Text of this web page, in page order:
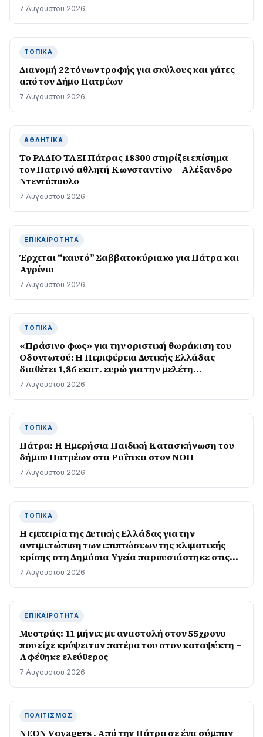
7 Αυγούστου 2026
ΤΟΠΙΚΆ
Διανομή 22 τόνων τροφής για σκύλους και γάτες
από τον Δήμο Πατρέων
7 Αυγούστου 2026
ΑΘΛΗΤΙΚΆ
Το ΡΑΔΙΟ ΤΑΞΙ Πάτρας 18300 στηρίζει επίσημα
τον Πατρινό αθλητή Κωνσταντίνο – Αλέξανδρο
Ντεντόπουλο
7 Αυγούστου 2026
ΕΠΙΚΑΙΡΌΤΗΤΑ
Έρχεται “καυτό” Σαββατοκύριακο για Πάτρα και
Αγρίνιο
7 Αυγούστου 2026
ΤΟΠΙΚΆ
«Πράσινο φως» για την οριστική θωράκιση του
Οδοντωτού: Η Περιφέρεια Δυτικής Ελλάδας
διαθέτει 1,86 εκατ. ευρώ για την μελέτη
επαναλειτουργίας του ιστορικού σιδηρόδρομου
7 Αυγούστου 2026
ΤΟΠΙΚΆ
Πάτρα: Η Ημερήσια Παιδική Κατασκήνωση του
δήμου Πατρέων στα Ροΐτικα στον ΝΟΠ
7 Αυγούστου 2026
ΤΟΠΙΚΆ
Η εμπειρία της Δυτικής Ελλάδας για την
αντιμετώπιση των επιπτώσεων της κλιματικής
κρίσης στη Δημόσια Υγεία παρουσιάστηκε στις
ΗΠΑ
7 Αυγούστου 2026
ΕΠΙΚΑΙΡΌΤΗΤΑ
Μυστράς: 11 μήνες με αναστολή στον 55χρονο
που είχε κρύψει τον πατέρα του στον καταψύκτη –
Αφέθηκε ελεύθερος
7 Αυγούστου 2026
ΠΟΛΙΤΙΣΜΌΣ
NEON Voyagers . Από την Πάτρα σε ένα σύμπαν